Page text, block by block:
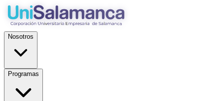
Nosotros
Programas